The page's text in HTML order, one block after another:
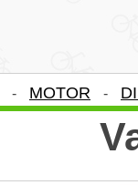
- MOTOR -